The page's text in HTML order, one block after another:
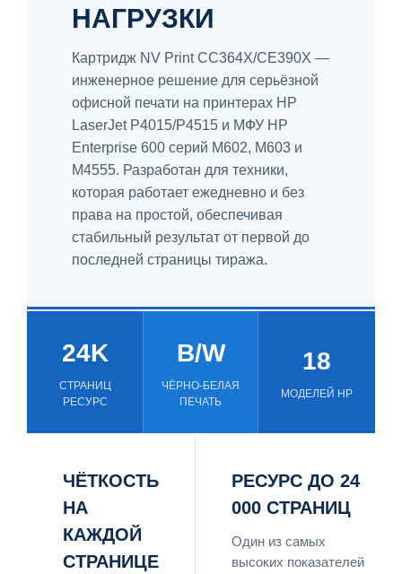
НАГРУЗКИ
Картридж NV Print CC364X/CE390X —
инженерное решение для серьёзной
офисной печати на принтерах HP
LaserJet P4015/P4515 и МФУ HP
Enterprise 600 серий M602, M603 и
M4555. Разработан для техники,
которая работает ежедневно и без
права на простой, обеспечивая
стабильный результат от первой до
последней страницы тиража.
24K
СТРАНИЦ
РЕСУРС
B/W
ЧЁРНО-БЕЛАЯ
ПЕЧАТЬ
18
МОДЕЛЕЙ HP
ЧЁТКОСТЬ
НА
КАЖДОЙ
СТРАНИЦЕ
РЕСУРС ДО 24
000 СТРАНИЦ
Один из самых
высоких показателей